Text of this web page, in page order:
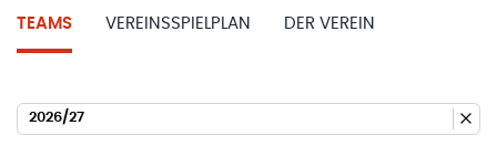
TEAMS VEREINSSPIELPLAN DER VEREIN
2026/27